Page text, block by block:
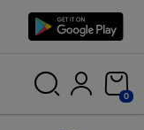
0